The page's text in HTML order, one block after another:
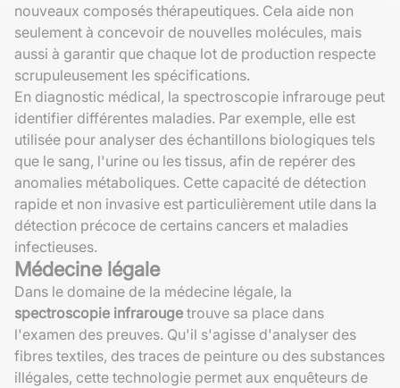
nouveaux composés thérapeutiques. Cela aide non
seulement à concevoir de nouvelles molécules, mais
aussi à garantir que chaque lot de production respecte
scrupuleusement les spécifications.
En diagnostic médical, la spectroscopie infrarouge peut
identifier différentes maladies. Par exemple, elle est
utilisée pour analyser des échantillons biologiques tels
que le sang, l'urine ou les tissus, afin de repérer des
anomalies métaboliques. Cette capacité de détection
rapide et non invasive est particulièrement utile dans la
détection précoce de certains cancers et maladies
infectieuses.
Médecine légale
Dans le domaine de la médecine légale, la
spectroscopie infrarouge trouve sa place dans
l'examen des preuves. Qu'il s'agisse d'analyser des
fibres textiles, des traces de peinture ou des substances
illégales, cette technologie permet aux enquêteurs de